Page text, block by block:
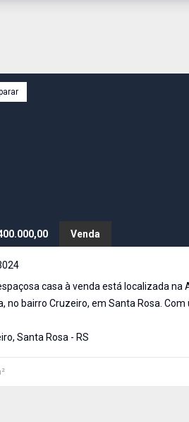
Venda
casa à venda está localizada na
no bairro Cruzeiro, em Santa Rosa.
Santa Rosa - RS